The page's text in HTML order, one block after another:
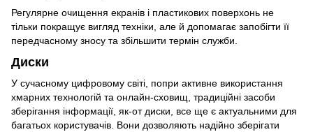
Регулярне очищення екранів і пластикових поверхонь не
тільки покращує вигляд техніки, але й допомагає запобігти її
передчасному зносу та збільшити термін служби.
Диски
У сучасному цифровому світі, попри активне використання
хмарних технологій та онлайн-сховищ, традиційні засоби
зберігання інформації, як-от диски, все ще є актуальними для
багатьох користувачів. Вони дозволяють надійно зберігати